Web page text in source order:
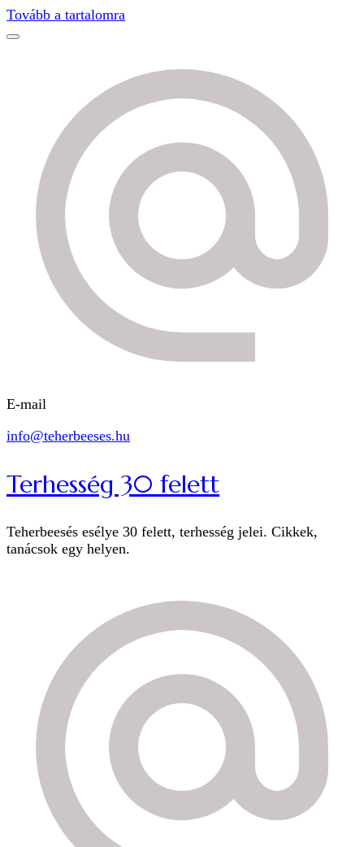
Tovább a tartalomra
E-mail
info@teherbeeses.hu
Terhesség 30 felett
Teherbeesés esélye 30 felett, terhesség jelei. Cikkek,
tanácsok egy helyen.